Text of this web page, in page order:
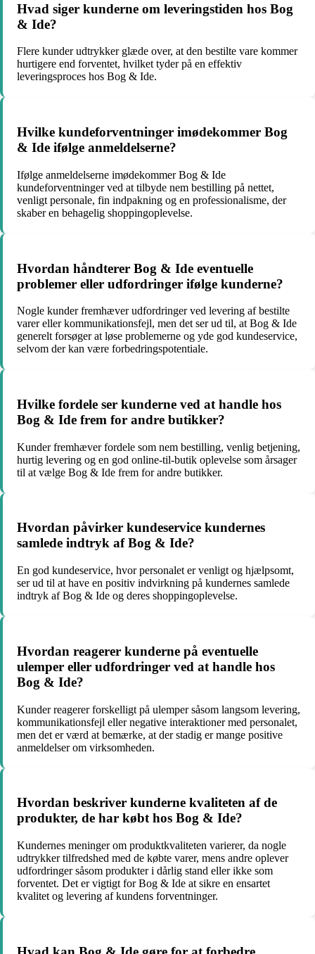
Hvad siger kunderne om leveringstiden hos Bog
& Ide?
Flere kunder udtrykker glæde over, at den bestilte vare kommer
hurtigere end forventet, hvilket tyder på en effektiv
leveringsproces hos Bog & Ide.
Hvilke kundeforventninger imødekommer Bog
& Ide ifølge anmeldelserne?
Ifølge anmeldelserne imødekommer Bog & Ide
kundeforventninger ved at tilbyde nem bestilling på nettet,
venligt personale, fin indpakning og en professionalisme, der
skaber en behagelig shoppingoplevelse.
Hvordan håndterer Bog & Ide eventuelle
problemer eller udfordringer ifølge kunderne?
Nogle kunder fremhæver udfordringer ved levering af bestilte
varer eller kommunikationsfejl, men det ser ud til, at Bog & Ide
generelt forsøger at løse problemerne og yde god kundeservice,
selvom der kan være forbedringspotentiale.
Hvilke fordele ser kunderne ved at handle hos
Bog & Ide frem for andre butikker?
Kunder fremhæver fordele som nem bestilling, venlig betjening,
hurtig levering og en god online-til-butik oplevelse som årsager
til at vælge Bog & Ide frem for andre butikker.
Hvordan påvirker kundeservice kundernes
samlede indtryk af Bog & Ide?
En god kundeservice, hvor personalet er venligt og hjælpsomt,
ser ud til at have en positiv indvirkning på kundernes samlede
indtryk af Bog & Ide og deres shoppingoplevelse.
Hvordan reagerer kunderne på eventuelle
ulemper eller udfordringer ved at handle hos
Bog & Ide?
Kunder reagerer forskelligt på ulemper såsom langsom levering,
kommunikationsfejl eller negative interaktioner med personalet,
men det er værd at bemærke, at der stadig er mange positive
anmeldelser om virksomheden.
Hvordan beskriver kunderne kvaliteten af de
produkter, de har købt hos Bog & Ide?
Kundernes meninger om produktkvaliteten varierer, da nogle
udtrykker tilfredshed med de købte varer, mens andre oplever
udfordringer såsom produkter i dårlig stand eller ikke som
forventet. Det er vigtigt for Bog & Ide at sikre en ensartet
kvalitet og levering af kundens forventninger.